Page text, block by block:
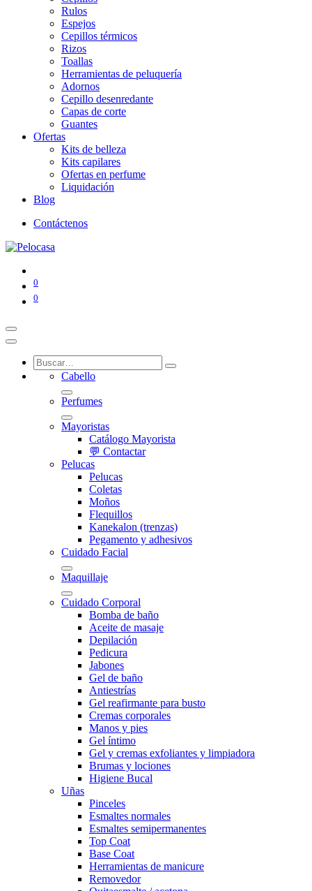
Rulos
Espejos
Cepillos térmicos
Rizos
Toallas
Herramientas de peluquería
Adornos
Cepillo desenredante
Capas de corte
Guantes
Ofertas
Kits de belleza
Kits capilares
Ofertas en perfume
Liquidación
Blog
Contáctenos
0
0
Cabello
Perfumes
Mayoristas
Catálogo Mayorista
💬 Contactar
Pelucas
Pelucas
Coletas
Moños
Flequillos
Kanekalon (trenzas)
Pegamento y adhesivos
Cuidado Facial
Maquillaje
Cuidado Corporal
Bomba de baño
Aceite de masaje
Depilación
Pedicura
Jabones
Gel de baño
Antiestrías
Gel reafirmante para busto
Cremas corporales
Manos y pies
Gel íntimo
Gel y cremas exfoliantes y limpiadora
Brumas y lociones
Higiene Bucal
Uñas
Pinceles
Esmaltes normales
Esmaltes semipermanentes
Top Coat
Base Coat
Herramientas de manicure
Removedor